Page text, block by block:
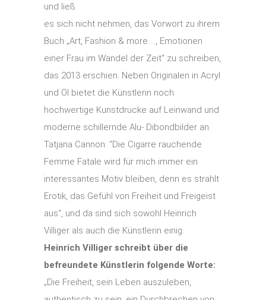
und ließ
es sich nicht nehmen, das Vorwort zu ihrem
Buch „Art, Fashion & more …, Emotionen
einer Frau im Wandel der Zeit“ zu schreiben,
das 2013 erschien. Neben Originalen in Acryl
und Öl bietet die Künstlerin noch
hochwertige Kunstdrucke auf Leinwand und
moderne schillernde Alu- Dibondbilder an.
Tatjana Cannon: “Die Cigarre rauchende
Femme Fatale wird für mich immer ein
interessantes Motiv bleiben, denn es strahlt
Erotik, das Gefühl von Freiheit und Freigeist
aus“, und da sind sich sowohl Heinrich
Villiger als auch die Künstlerin einig.
Heinrich Villiger schreibt über die
befreundete Künstlerin folgende Worte:
„Die Freiheit, sein Leben auszuleben,